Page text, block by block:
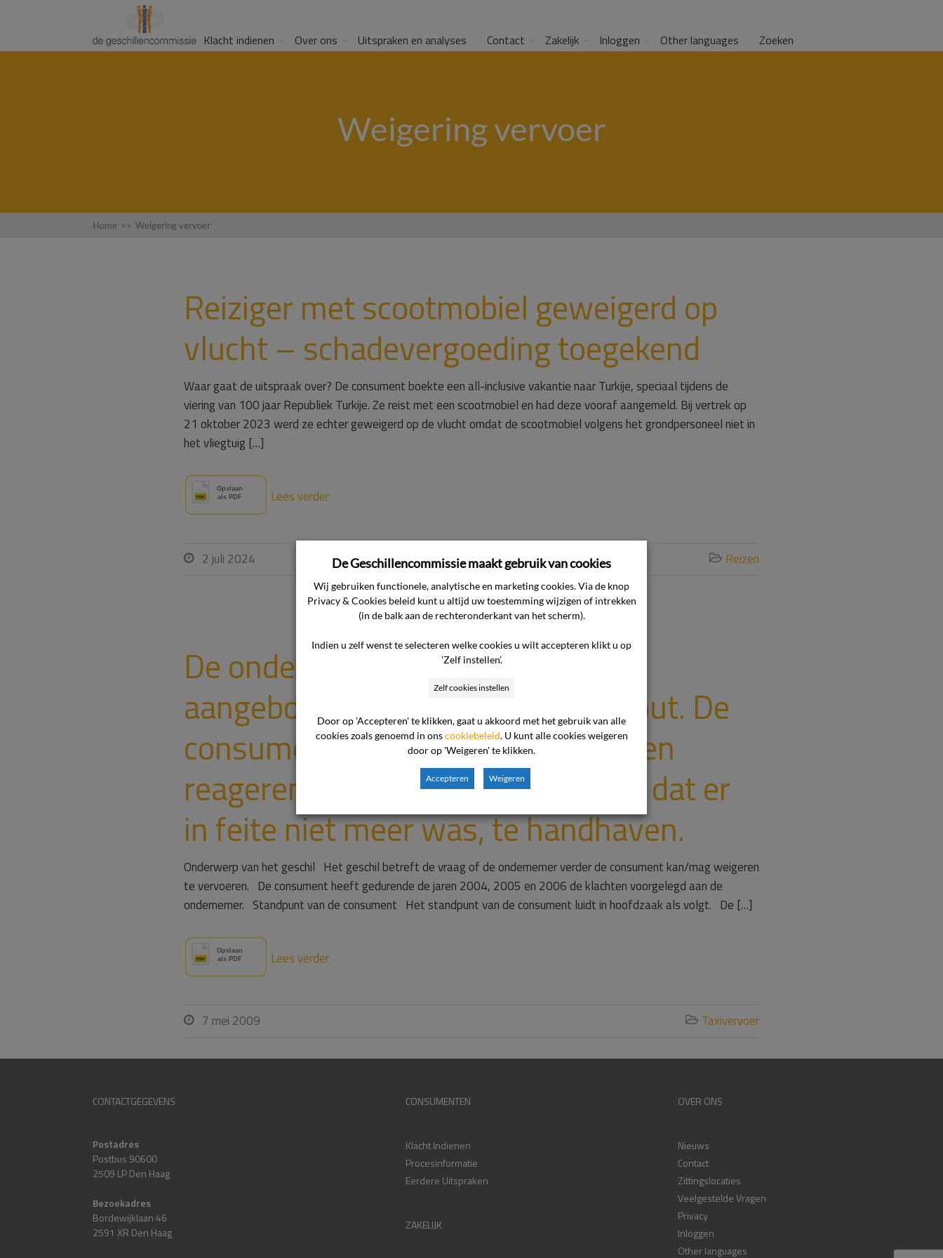
Klacht indienen Over ons Uitspraken en analyses Contact Zakelijk Inloggen Other languages Zoeken
Weigering vervoer
Home >> Weigering vervoer
Reiziger met scootmobiel geweigerd op
vlucht – schadevergoeding toegekend
Waar gaat de uitspraak over? De consument boekte een all-inclusive vakantie naar Turkije, speciaal tijdens de
viering van 100 jaar Republiek Turkije. Ze reist met een scootmobiel en had deze vooraf aangemeld. Bij vertrek op
21 oktober 2023 werd ze echter geweigerd op de vlucht omdat de scootmobiel volgens het grondpersoneel niet in
het vliegtuig […]
Lees verder
 2 juli 2024  Reizen
De ondernemer heeft zijn excuses
aangeboden voor zijn gemaakte fout. De
consument had hier positief moeten
reageren in plaats van het geschil, dat er
in feite niet meer was, te handhaven.
Onderwerp van het geschil Het geschil betreft de vraag of de ondernemer verder de consument kan/mag weigeren
te vervoeren. De consument heeft gedurende de jaren 2004, 2005 en 2006 de klachten voorgelegd aan de
ondernemer. Standpunt van de consument Het standpunt van de consument luidt in hoofdzaak als volgt. De […]
Lees verder
 7 mei 2009  Taxivervoer
CONTACTGEGEVENS
Postadres
Postbus 90600
2509 LP Den Haag
Bezoekadres
Bordewijklaan 46
2591 XR Den Haag
CONSUMENTEN
Klacht Indienen
Procesinformatie
Eerdere Uitspraken
ZAKELIJK
OVER ONS
Nieuws
Contact
Zittingslocaties
Veelgestelde Vragen
Privacy
Inloggen
Other languages
De Geschillencommissie maakt gebruik van cookies
Wij gebruiken functionele, analytische en marketing cookies. Via de knop
Privacy & Cookies beleid kunt u altijd uw toestemming wijzigen of intrekken
(in de balk aan de rechteronderkant van het scherm).
Indien u zelf wenst te selecteren welke cookies u wilt accepteren klikt u op
'Zelf instellen'.
Zelf cookies instellen
Door op 'Accepteren' te klikken, gaat u akkoord met het gebruik van alle
cookies zoals genoemd in onscookiebeleid. U kunt alle cookies weigeren
door op 'Weigeren' te klikken.
Accepteren Weigeren